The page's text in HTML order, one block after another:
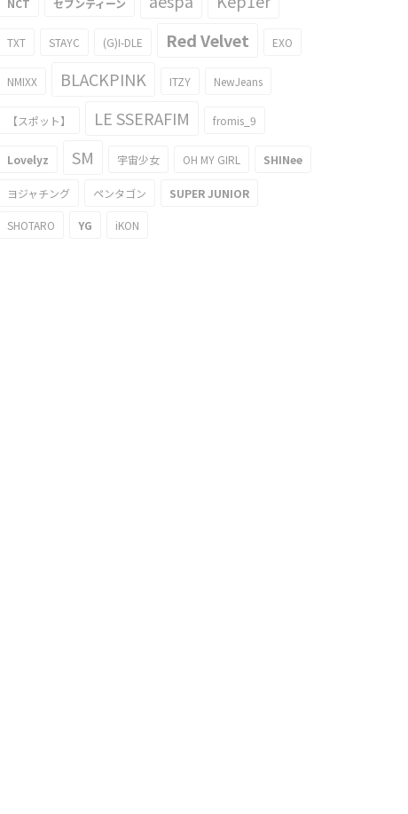
NCT セブンティーン
TXT STAYC (G)I-DLE Red Velvet EXO
NMIXX BLACKPINK ITZY NewJeans
【スポット】 LE SSERAFIM fromis_9
Lovelyz SM 宇宙少女 OH MY GIRL SHINee
ヨジャチング ペンタゴン SUPER JUNIOR
SHOTARO YG iKON